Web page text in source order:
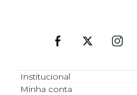
Institucional
Minha conta